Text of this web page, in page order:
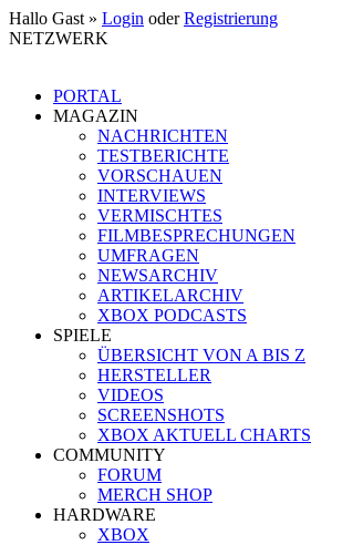
Hallo Gast » Login oderRegistrierung
NETZWERK
PORTAL
MAGAZIN
NACHRICHTEN
TESTBERICHTE
VORSCHAUEN
INTERVIEWS
VERMISCHTES
FILMBESPRECHUNGEN
UMFRAGEN
NEWSARCHIV
ARTIKELARCHIV
XBOX PODCASTS
SPIELE
ÜBERSICHT VON A BIS Z
HERSTELLER
VIDEOS
SCREENSHOTS
XBOX AKTUELL CHARTS
COMMUNITY
FORUM
MERCH SHOP
HARDWARE
XBOX